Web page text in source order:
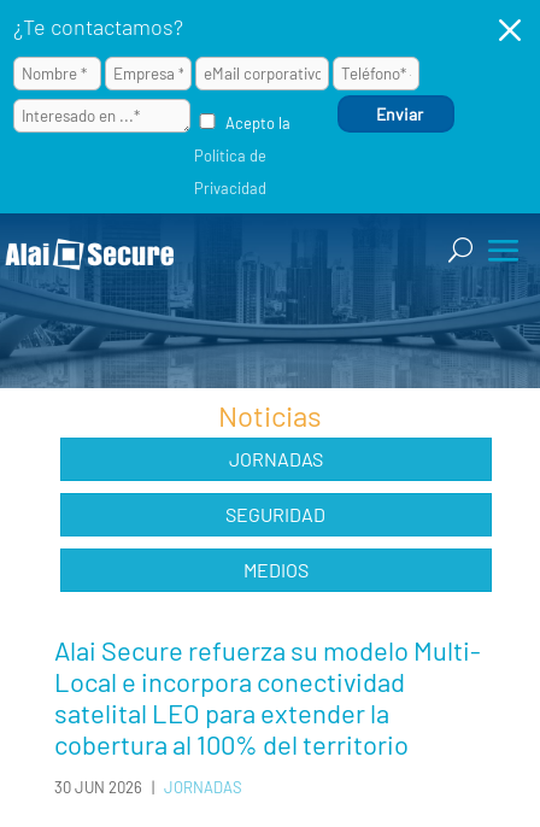
¿Te contactamos?
Acepto la
Política de
Privacidad
M
Noticias
JORNADAS
SEGURIDAD
MEDIOS
Alai Secure refuerza su modelo Multi-
Local e incorpora conectividad
satelital LEO para extender la
cobertura al 100% del territorio
30 JUN 2026 | JORNADAS